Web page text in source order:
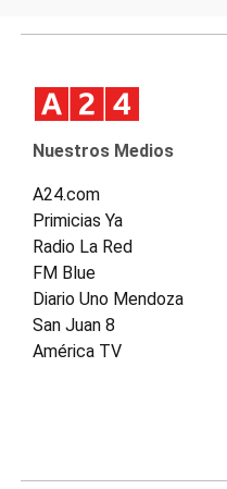
Nuestros Medios
A24.com
Primicias Ya
Radio La Red
FM Blue
Diario Uno Mendoza
San Juan 8
América TV